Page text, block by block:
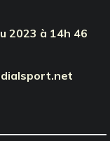
2023 à 14h 46